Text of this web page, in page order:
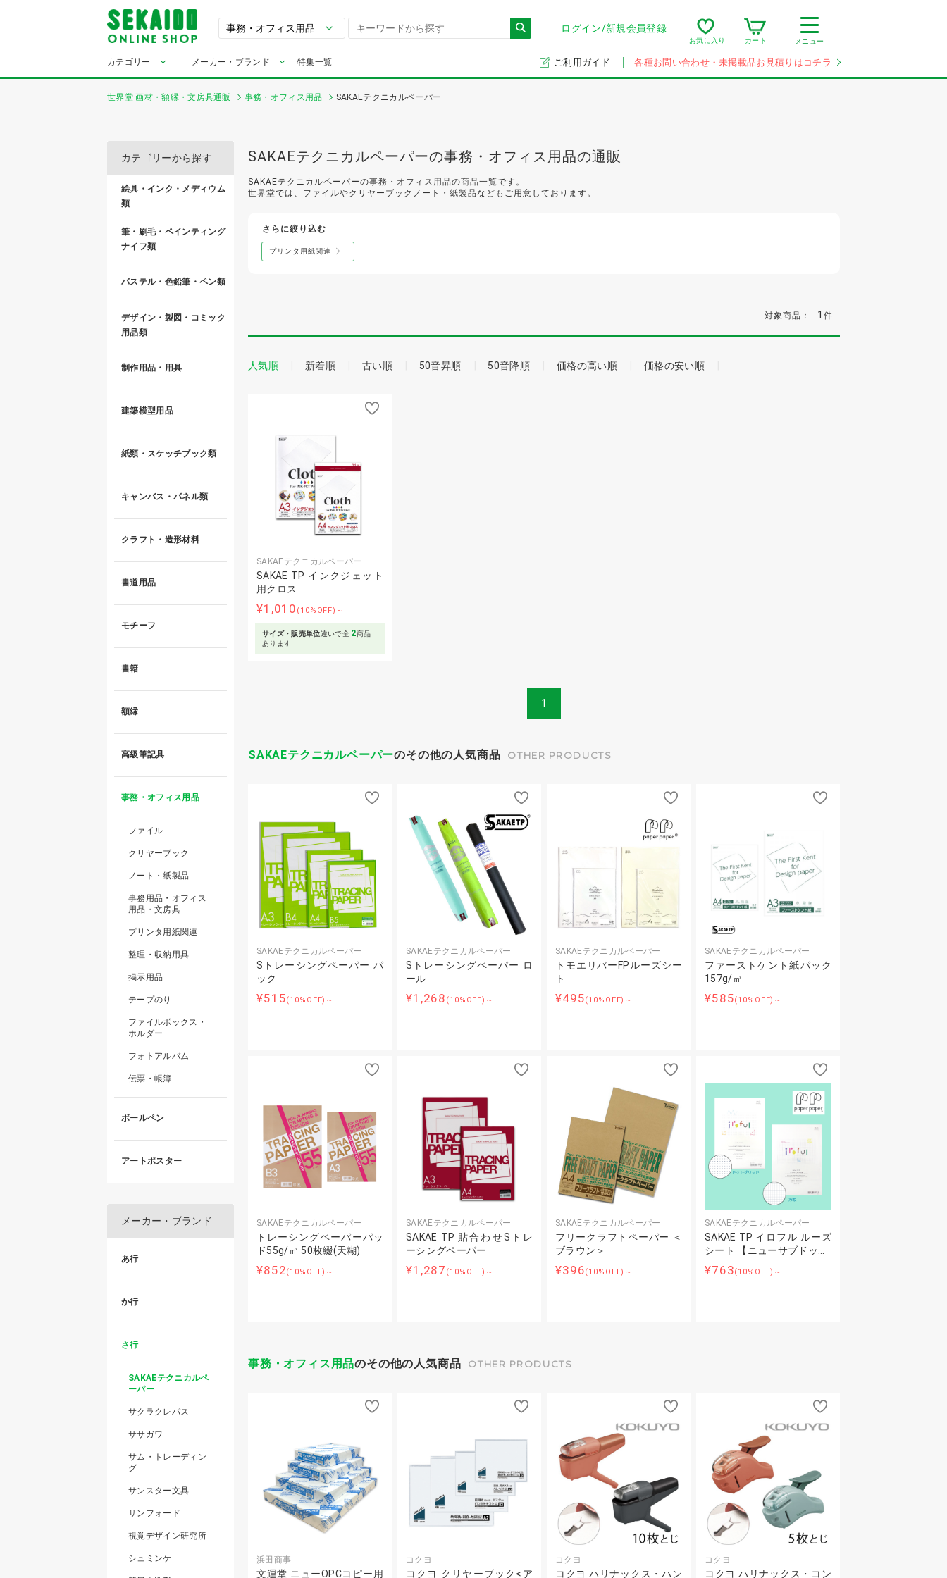
ログイン/新規会員登録
お気に入り カート メニュー
カテゴリー メーカー・ブランド 特集一覧 ご利用ガイド 各種お問い合わせ・未掲載品お見積りはコチラ
世界堂 画材・額縁・文房具通販 事務・オフィス用品 SAKAEテクニカルペーパー
SAKAEテクニカルペーパーの事務・オフィス用品の通販
SAKAEテクニカルペーパーの事務・オフィス用品の商品一覧です。
世界堂では、ファイルやクリヤーブックノート・紙製品などもご用意しております。
さらに絞り込む
プリンタ用紙関連
対象商品： 1 件
人気順 新着順 古い順 50音昇順 50音降順 価格の高い順 価格の安い順
SAKAEテクニカルペーパー
SAKAE TP インクジェット
用クロス
¥1,010 (10%OFF)～
サイズ・販売単位違いで全 2商品
あります
1
SAKAEテクニカルペーパーのその他の人気商品 OTHER PRODUCTS
SAKAEテクニカルペーパー
Sトレーシングペーパー パ
ック
¥515(10%OFF)～
SAKAEテクニカルペーパー
Sトレーシングペーパー ロ
ール
¥1,268 (10%OFF)～
SAKAEテクニカルペーパー
トモエリバーFPルーズシー
ト
¥495(10%OFF)～
SAKAEテクニカルペーパー
ファーストケント紙パック
157g/㎡
¥585(10%OFF)～
SAKAEテクニカルペーパー
トレーシングペーパーパッ
ド55g/㎡ 50枚綴(天糊)
¥852(10%OFF)～
SAKAEテクニカルペーパー
SAKAE TP 貼合わせSトレ
ーシングペーパー
¥1,287 (10%OFF)～
SAKAEテクニカルペーパー
フリークラフトペーパー ＜
ブラウン＞
¥396(10%OFF)～
SAKAEテクニカルペーパー
SAKAE TP イロフル ルーズ
シート 【ニューサブドッ…
¥763(10%OFF)～
事務・オフィス用品のその他の人気商品 OTHER PRODUCTS
浜田商事
文運堂 ニューOPCコピー用
コクヨ
コクヨ クリヤーブック<ア
コクヨ
コクヨ ハリナックス・ハン
コクヨ
コクヨ ハリナックス・コン
カテゴリーから探す
絵具・インク・メディウム
類
筆・刷毛・ペインティング
ナイフ類
パステル・色鉛筆・ペン類
デザイン・製図・コミック
用品類
制作用品・用具
建築模型用品
紙類・スケッチブック類
キャンバス・パネル類
クラフト・造形材料
書道用品
モチーフ
書籍
額縁
高級筆記具
事務・オフィス用品
ファイル
クリヤーブック
ノート・紙製品
事務用品・オフィス
用品・文房具
プリンタ用紙関連
整理・収納用具
掲示用品
テープのり
ファイルボックス・
ホルダー
フォトアルバム
伝票・帳簿
ボールペン
アートポスター
メーカー・ブランド
あ行
か行
さ行
SAKAEテクニカルペ
ーパー
サクラクレパス
ササガワ
サム・トレーディン
グ
サンスター文具
サンフォード
視覚デザイン研究所
シュミンケ